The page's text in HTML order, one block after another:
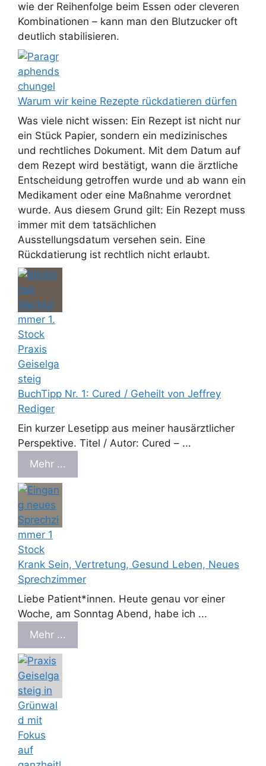
wie der Reihenfolge beim Essen oder cleveren
Kombinationen – kann man den Blutzucker oft
deutlich stabilisieren.
Warum wir keine Rezepte rückdatieren dürfen
Was viele nicht wissen: Ein Rezept ist nicht nur
ein Stück Papier, sondern ein medizinisches
und rechtliches Dokument. Mit dem Datum auf
dem Rezept wird bestätigt, wann die ärztliche
Entscheidung getroffen wurde und ab wann ein
Medikament oder eine Maßnahme verordnet
wurde. Aus diesem Grund gilt: Ein Rezept muss
immer mit dem tatsächlichen
Ausstellungsdatum versehen sein. Eine
Rückdatierung ist rechtlich nicht erlaubt.
BuchTipp Nr. 1: Cured / Geheilt von Jeffrey
Rediger
Ein kurzer Lesetipp aus meiner hausärztlicher
Perspektive. Titel / Autor: Cured – ...
Mehr ...
Krank Sein, Vertretung, Gesund Leben, Neues
Sprechzimmer
Liebe Patient*innen. Heute genau vor einer
Woche, am Sonntag Abend, habe ich ...
Mehr ...